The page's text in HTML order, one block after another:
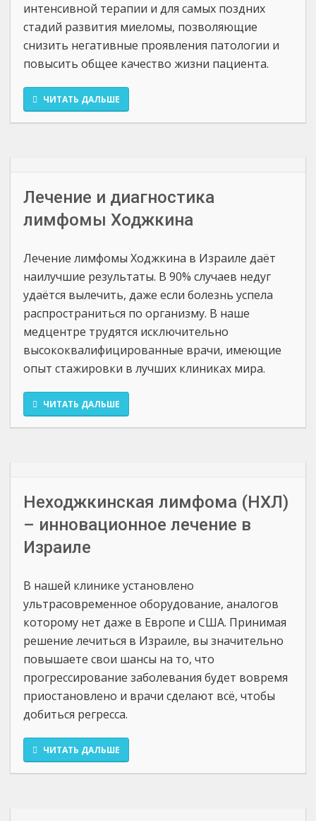
интенсивной терапии и для самых поздних
стадий развития миеломы, позволяющие
снизить негативные проявления патологии и
повысить общее качество жизни пациента.
ЧИТАТЬ ДАЛЬШЕ
Лечение и диагностика
лимфомы Ходжкина
Лечение лимфомы Ходжкина в Израиле даёт
наилучшие результаты. В 90% случаев недуг
удаётся вылечить, даже если болезнь успела
распространиться по организму. В наше
медцентре трудятся исключительно
высококвалифицированные врачи, имеющие
опыт стажировки в лучших клиниках мира.
ЧИТАТЬ ДАЛЬШЕ
Неходжкинская лимфома (НХЛ)
– инновационное лечение в
Израиле
В нашей клинике установлено
ультрасовременное оборудование, аналогов
которому нет даже в Европе и США. Принимая
решение лечиться в Израиле, вы значительно
повышаете свои шансы на то, что
прогрессирование заболевания будет вовремя
приостановлено и врачи сделают всё, чтобы
добиться регресса.
ЧИТАТЬ ДАЛЬШЕ